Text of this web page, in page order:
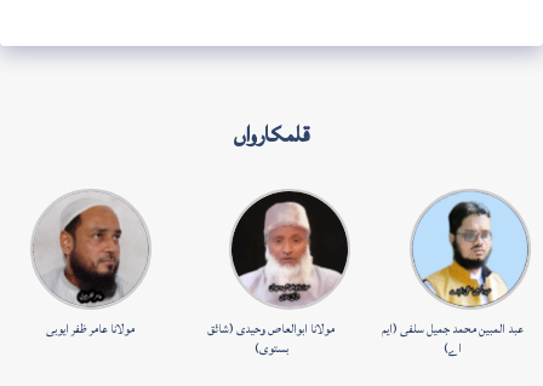
قلمکارواں
عبد المبین محمد جمیل سلفی (ایم
اے)
مولانا ابوالعاص وحیدی (شائق
بستوی)
مولانا عامر ظفر ایوبی